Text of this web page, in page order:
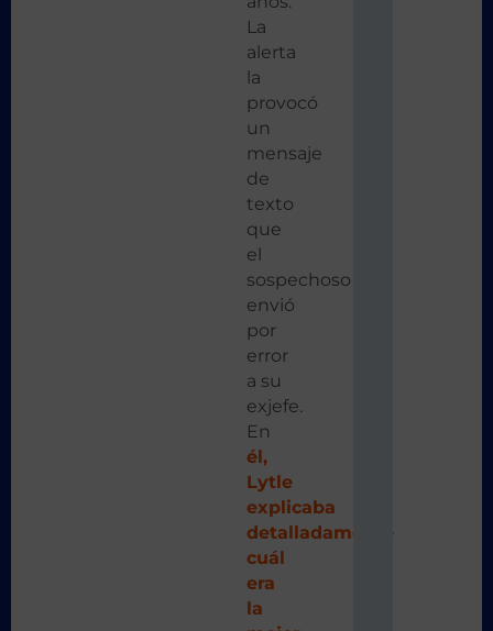
La
alerta
la
provocó
un
mensaje
de
texto
que
el
sospechoso
envió
por
error
a su
exjefe.
En
él,
Lytle
explicaba
detalladamente
cuál
era
la